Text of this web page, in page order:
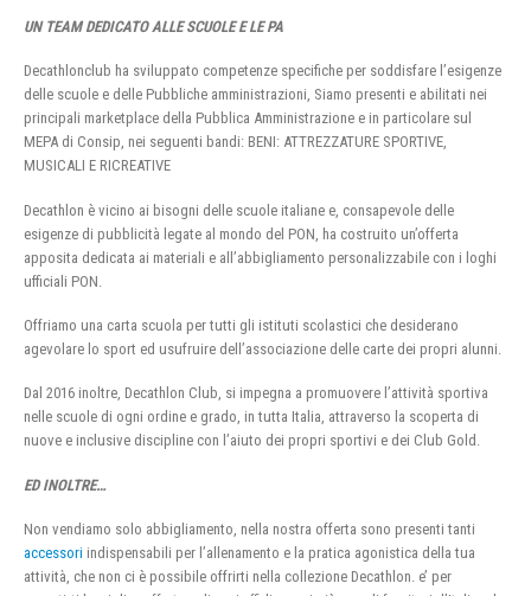
UN TEAM DEDICATO ALLE SCUOLE E LE PA
Decathlonclub ha sviluppato competenze specifiche per soddisfare l’esigenze
delle scuole e delle Pubbliche amministrazioni, Siamo presenti e abilitati nei
principali marketplace della Pubblica Amministrazione e in particolare sul
MEPA di Consip, nei seguenti bandi: BENI: ATTREZZATURE SPORTIVE,
MUSICALI E RICREATIVE
Decathlon è vicino ai bisogni delle scuole italiane e, consapevole delle
esigenze di pubblicità legate al mondo del PON, ha costruito un’offerta
apposita dedicata ai materiali e all’abbigliamento personalizzabile con i loghi
ufficiali PON.
Offriamo una carta scuola per tutti gli istituti scolastici che desiderano
agevolare lo sport ed usufruire dell’associazione delle carte dei propri alunni.
Dal 2016 inoltre, Decathlon Club, si impegna a promuovere l’attività sportiva
nelle scuole di ogni ordine e grado, in tutta Italia, attraverso la scoperta di
nuove e inclusive discipline con l’aiuto dei propri sportivi e dei Club Gold.
ED INOLTRE…
Non vendiamo solo abbigliamento, nella nostra offerta sono presenti tanti
accessori indispensabili per l’allenamento e la pratica agonistica della tua
attività, che non ci è possibile offrirti nella collezione Decathlon. e’ per